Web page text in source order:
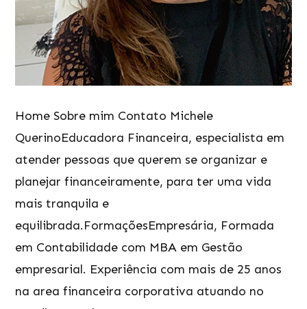
Home Sobre mim Contato Michele
QuerinoEducadora Financeira, especialista em
atender pessoas que querem se organizar e
planejar financeiramente, para ter uma vida
mais tranquila e
equilibrada.FormaçõesEmpresária, Formada
em Contabilidade com MBA em Gestão
empresarial. Experiência com mais de 25 anos
na area financeira corporativa atuando no